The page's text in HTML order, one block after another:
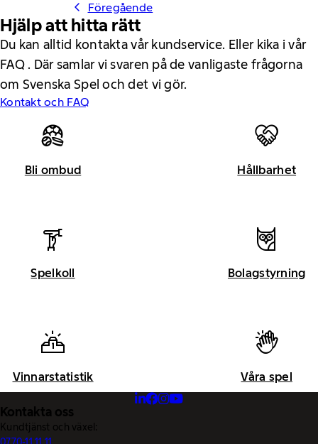
Föregående
Hjälp att hitta rätt
Du kan alltid kontakta vår kundservice. Eller kika i vår
FAQ . Där samlar vi svaren på de vanligaste frågorna
om Svenska Spel och det vi gör.
Kontakt och FAQ
Bli ombud Hållbarhet
Spelkoll Bolagstyrning
Vinnarstatistik Våra spel
Kontakta oss
Kundtjänst och växel: